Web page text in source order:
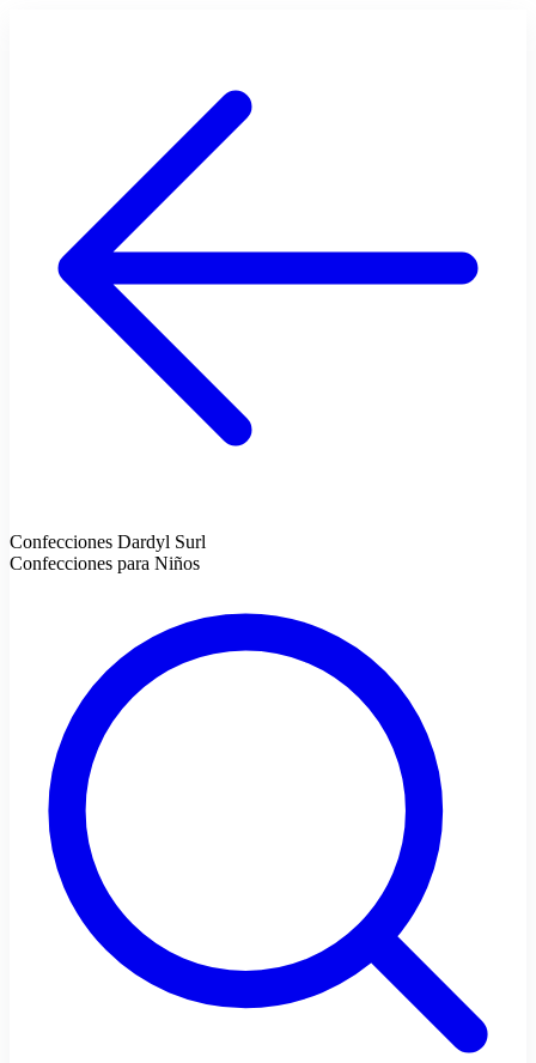
Confecciones Dardyl Surl
Confecciones para Niños